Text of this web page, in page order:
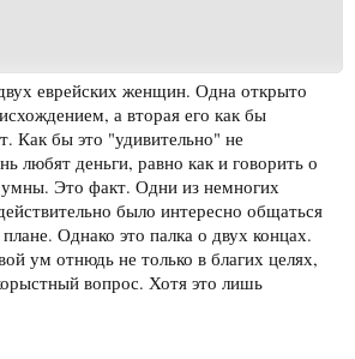
еврейских женщин. Одна открыто
а вторая его как бы
Как бы это "удивительно" не
любят деньги, равно как и говорить о
Это факт. Одни из немногих
было интересно общаться
Однако это палка о двух концах.
ум отнюдь не только в благих целях,
вопрос. Хотя это лишь